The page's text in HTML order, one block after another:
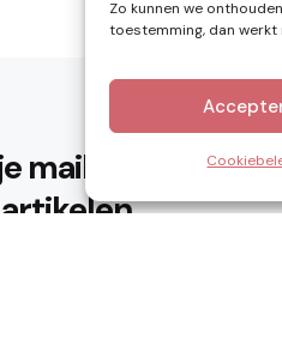
Zo kunnen we
toestemming, dan werkt
mailbox?